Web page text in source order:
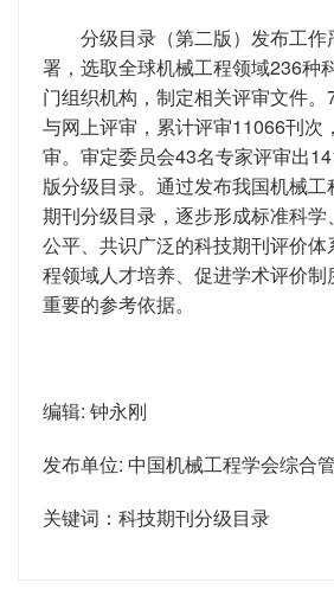
分级目录（第二版）发布工作
署，选取全球机械工程领域236种
门组织机构，制定相关评审文件
与网上评审，累计评审11066刊次
审。审定委员会43名专家评审出
版分级目录。通过发布我国机械
期刊分级目录，逐步形成标准科
公平、共识广泛的科技期刊评价
程领域人才培养、促进学术评价
重要的参考依据。
编辑: 钟永刚
发布单位: 中国机械工程学会综合
关键词：科技期刊分级目录